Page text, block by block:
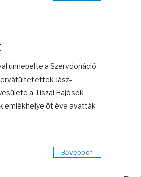
ünnepelte a Szervdonáció
Jász-
a Tiszai Hajósok
emlékhelye öt éve avatták
Bővebben